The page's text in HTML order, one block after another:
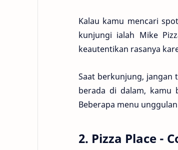
Kalau kamu mencari
kunjungi ialah Mike
keautentikan rasanya
Saat berkunjung, jangan
berada di dalam, kamu
Beberapa menu
2. Pizza Place -